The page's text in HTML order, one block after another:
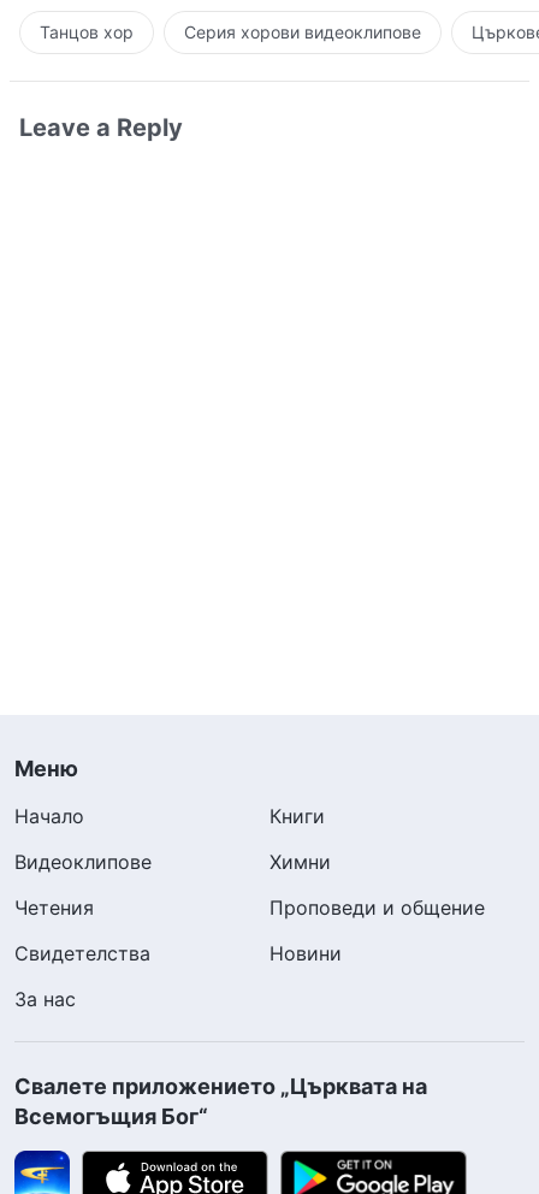
Танцов хор Серия хорови видеоклипове
Leave a Reply
Меню
Начало
Книги
Видеоклипове
Химни
Четения
Проповеди и общение
Свидетелства
Новини
За нас
Свалете приложението „Църквата на
Всемогъщия Бог“